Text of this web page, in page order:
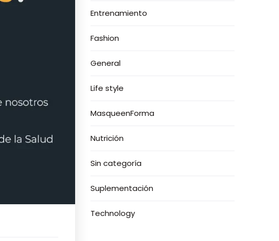
Entrenamiento
Fashion
General
Life style
MasqueenForma
Nutrición
Sin categoría
Suplementación
Technology